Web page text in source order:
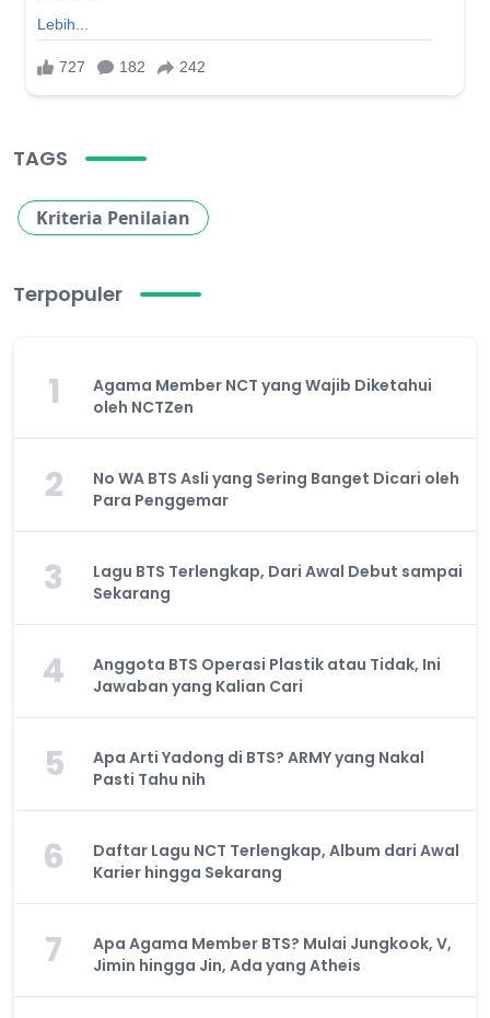
TAGS
Kriteria Penilaian
Terpopuler
1
Agama Member NCT yang Wajib Diketahui
oleh NCTZen
2
No WA BTS Asli yang Sering Banget Dicari oleh
Para Penggemar
3
Lagu BTS Terlengkap, Dari Awal Debut sampai
Sekarang
4
Anggota BTS Operasi Plastik atau Tidak, Ini
Jawaban yang Kalian Cari
5
Apa Arti Yadong di BTS? ARMY yang Nakal
Pasti Tahu nih
6
Daftar Lagu NCT Terlengkap, Album dari Awal
Karier hingga Sekarang
7
Apa Agama Member BTS? Mulai Jungkook, V,
Jimin hingga Jin, Ada yang Atheis